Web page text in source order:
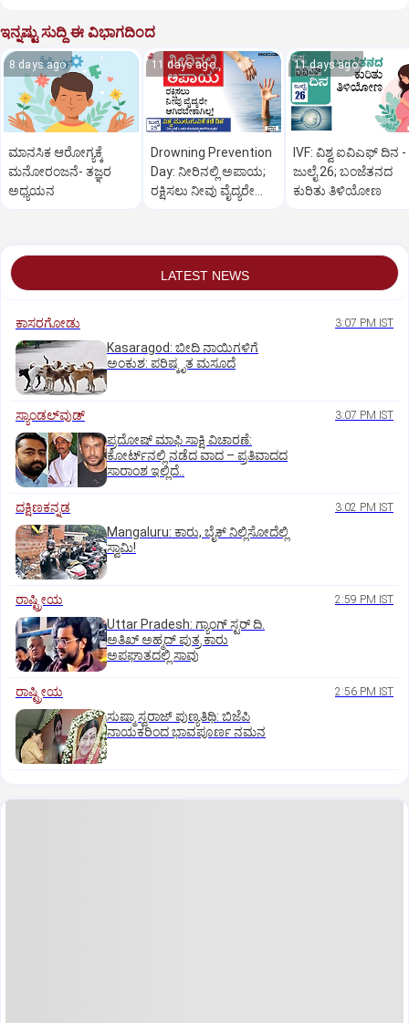
ಇನ್ನಷ್ಟು ಸುದ್ದಿ ಈ ವಿಭಾಗದಿಂದ
8 days ago
ಮಾನಸಿಕ ಆರೋಗ್ಯಕ್ಕೆ
ಮನೋರಂಜನೆ- ತಜ್ಞರ
ಅಧ್ಯಯನ
11 days ago
Drowning Prevention
Day: ನೀರಿನಲ್ಲಿ ಅಪಾಯ;
ರಕ್ಷಿಸಲು ನೀವು ವೈದ್ಯರೇ
11 days ago
IVF: ವಿಶ್ವ ಐವಿಎಫ್‌ ದಿನ -
ಜುಲೈ 26; ಬಂಜೆತನದ
ಕುರಿತು ತಿಳಿಯೋಣ
LATEST NEWS
ಕಾಸರಗೋಡು 3:07 PM IST
Kasaragod: ಬೀದಿ ನಾಯಿಗಳಿಗೆ
ಅಂಕುಶ: ಪರಿಷ್ಕೃತ ಮಸೂದೆ
ಸ್ಯಾಂಡಲ್‌ವುಡ್‌ 3:07 PM IST
ಪ್ರದೋಷ್ ಮಾಫಿ ಸಾಕ್ಷಿ ವಿಚಾರಣೆ:
ಕೋರ್ಟ್‌ನಲ್ಲಿ ನಡೆದ ವಾದ – ಪ್ರತಿವಾದದ
ಸಾರಾಂಶ ಇಲ್ಲಿದೆ..
ದಕ್ಷಿಣಕನ್ನಡ 3:02 PM IST
Mangaluru: ಕಾರು, ಬೈಕ್‌ ನಿಲ್ಲಿಸೋದೆಲ್ಲಿ
ಸ್ವಾಮಿ!
ರಾಷ್ಟ್ರೀಯ 2:59 PM IST
Uttar Pradesh: ಗ್ಯಾಂಗ್ ಸ್ಟರ್‌ ದಿ.
ಅತಿಖ್ ಅಹ್ಮದ್ ಪುತ್ರ ಕಾರು
ಅಪಘಾತದಲ್ಲಿ ಸಾವು
ರಾಷ್ಟ್ರೀಯ 2:56 PM IST
ಸುಷ್ಮಾ ಸ್ವರಾಜ್ ಪುಣ್ಯತಿಥಿ: ಬಿಜೆಪಿ
ನಾಯಕರಿಂದ ಭಾವಪೂರ್ಣ ನಮನ